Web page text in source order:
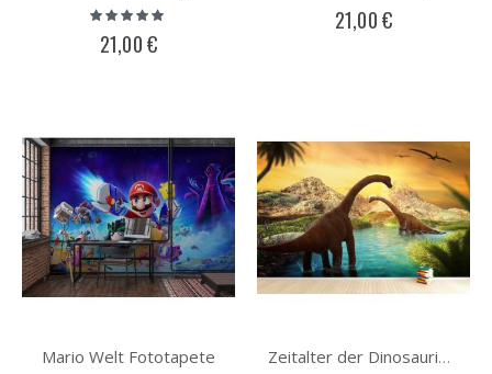
Bewertung:
100%
21,00 €
21,00 €
Mario Welt Fototapete Zeitalter der Dinosaurier Fototapete